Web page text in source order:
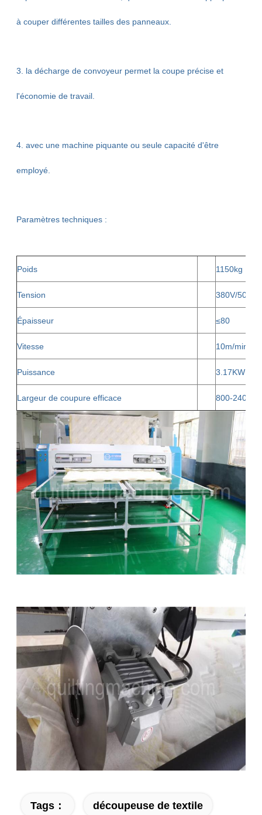
à couper différentes tailles des panneaux.
3. la décharge de convoyeur permet la coupe précise et
l'économie de travail.
4. avec une machine piquante ou seule capacité d'être
employé.
Paramètres techniques :
Poids 1150kg
Tension 380V/
Épaisseur ≤80
Vitesse 10m/minute
Puissance 3.17KW
Largeur de coupure efficace 800-2400
Tags： découpeuse de textile